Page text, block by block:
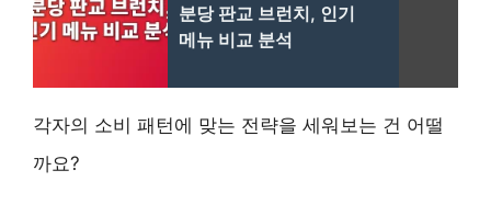
분당 판교 브런치, 인기
메뉴 비교 분석
각자의 소비 패턴에 맞는 전략을 세워보는 건 어떨
까요?